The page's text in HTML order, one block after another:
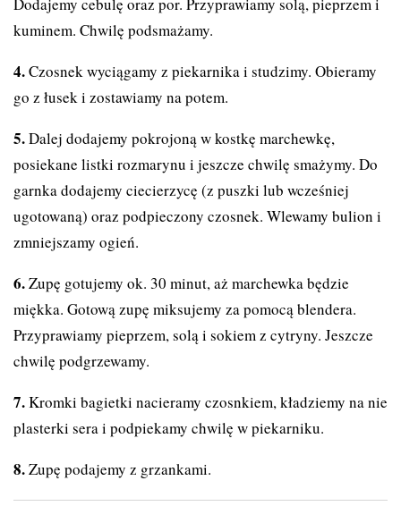
kuminem. Chwilę podsmażamy.
Czosnek wyciągamy z piekarnika i studzimy. Obieramy
go z łusek i zostawiamy na potem.
Dalej dodajemy pokrojoną w kostkę marchewkę,
posiekane listki rozmarynu i jeszcze chwilę smażymy. Do
garnka dodajemy ciecierzycę (z puszki lub wcześniej
ugotowaną) oraz podpieczony czosnek. Wlewamy bulion i
zmniejszamy ogień.
Zupę gotujemy ok. 30 minut, aż marchewka będzie
miękka. Gotową zupę miksujemy za pomocą blendera.
Przyprawiamy pieprzem, solą i sokiem z cytryny. Jeszcze
chwilę podgrzewamy.
Kromki bagietki nacieramy czosnkiem, kładziemy na nie
plasterki sera i podpiekamy chwilę w piekarniku.
Zupę podajemy z grzankami.